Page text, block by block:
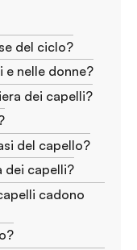
del ciclo?
e nelle donne?
dei capelli?
del capello?
dei capelli?
cadono